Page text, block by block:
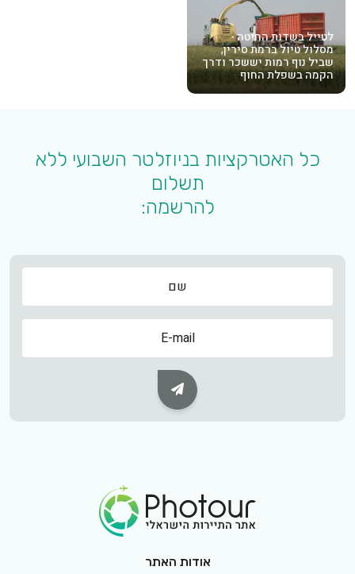
לטייל בשדות החיטה -
מסלול טיול ברמת סירין,
שביל נוף רמות יששכר ודרך
הקמה בשפלת החוף
כל האטרקציות בניוזלטר השבועי ללא
תשלום
להרשמה:
שם
שם
Subscribe Button
אודות האתר